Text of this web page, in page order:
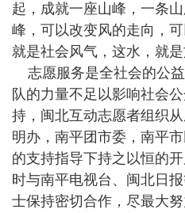
起，成就一座山峰，一条
峰，可以改变风的走向，
就是社会风气，这水，就
志愿服务是全社会的公
队的力量不足以影响社会
持，闽北互动志愿者组织
明办，南平团市委，南平
的支持指导下持之以恒的
时与南平电视台、闽北日
士保持密切合作，尽最大